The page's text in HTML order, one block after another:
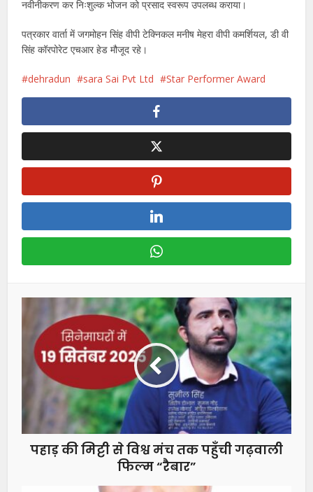
नवीनीकरण कर निःशुल्क भोजन को प्रसाद स्वरूप उपलब्ध कराया।
पत्रकार वार्ता में जगमोहन सिंह वीपी टेक्निकल मनीष मेहरा वीपी कमर्शियल, डी वी
सिंह कॉरपोरेट एचआर हेड मौजूद रहे।
dehradun sara Sai Pvt Ltd Star Performer Award
पहाड़ की मिट्टी से विश्व मंच तक पहुँची गढ़वाली
फिल्म “रैबार”